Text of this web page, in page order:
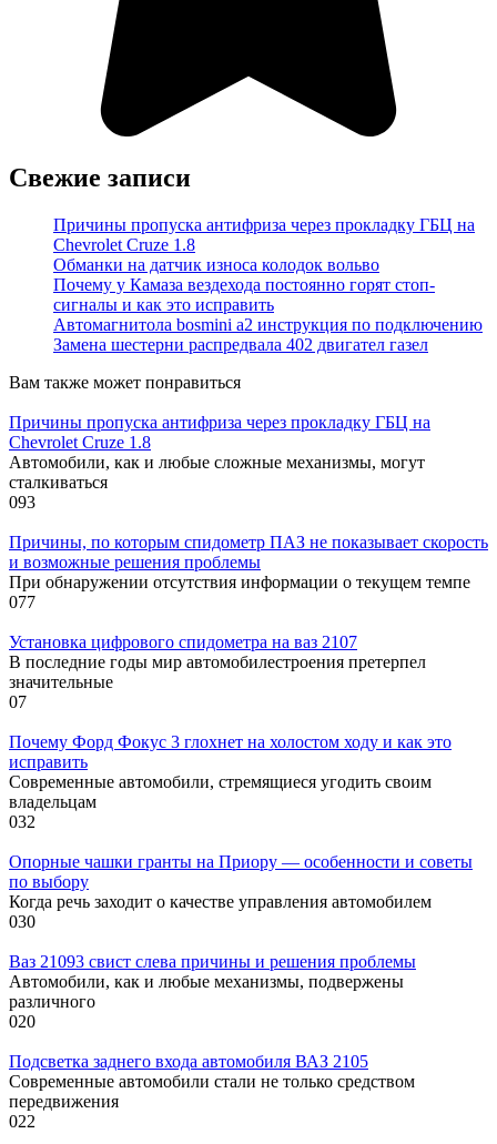
Свежие записи
Причины пропуска антифриза через прокладку ГБЦ на
Chevrolet Cruze 1.8
Обманки на датчик износа колодок вольво
Почему у Камаза вездехода постоянно горят стоп-
сигналы и как это исправить
Автомагнитола bosmini а2 инструкция по подключению
Замена шестерни распредвала 402 двигател газел
Вам также может понравиться
Причины пропуска антифриза через прокладку ГБЦ на
Chevrolet Cruze 1.8
Автомобили, как и любые сложные механизмы, могут
сталкиваться
093
Причины, по которым спидометр ПАЗ не показывает скорость
и возможные решения проблемы
При обнаружении отсутствия информации о текущем темпе
077
Установка цифрового спидометра на ваз 2107
В последние годы мир автомобилестроения претерпел
значительные
07
Почему Форд Фокус 3 глохнет на холостом ходу и как это
исправить
Современные автомобили, стремящиеся угодить своим
владельцам
032
Опорные чашки гранты на Приору — особенности и советы
по выбору
Когда речь заходит о качестве управления автомобилем
030
Ваз 21093 свист слева причины и решения проблемы
Автомобили, как и любые механизмы, подвержены
различного
020
Подсветка заднего входа автомобиля ВАЗ 2105
Современные автомобили стали не только средством
передвижения
022